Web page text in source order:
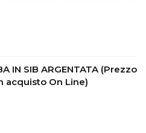
IN SIB ARGENTATA (Prezzo
acquisto On Line)